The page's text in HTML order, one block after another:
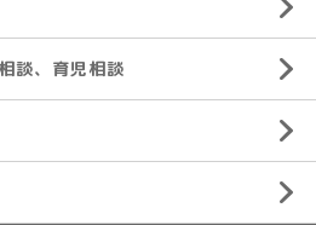
談、育児相談